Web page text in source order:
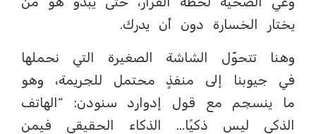
يختار الخسارة دون أن يدرك.
وهنا تتحوّل الشاشة الصغيرة التي نحملها
في جيوبنا إلى منفذٍ محتمل للجريمة، وهو
ما ينسجم مع قول إدوارد سنودن: “الهاتف
الذكي ليس ذكيًا… الذكاء الحقيقي فيمن